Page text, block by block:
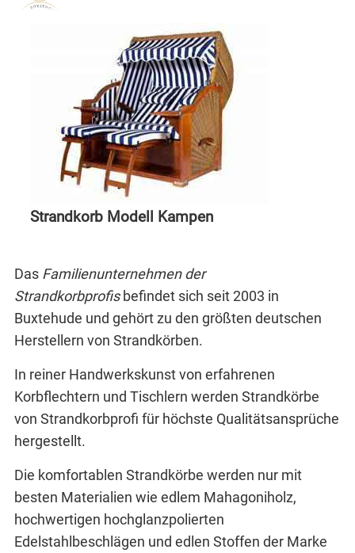
Strandkorb Modell Kampen
Das Familienunternehmen der
Strandkorbprofisbefindet sich seit 2003 in
Buxtehude und gehört zu den größten deutschen
Herstellern von Strandkörben.
In reiner Handwerkskunst von erfahrenen
Korbflechtern und Tischlern werden Strandkörbe
von Strandkorbprofi für höchste Qualitätsansprüche
hergestellt.
Die komfortablen Strandkörbe werden nur mit
besten Materialien wie edlem Mahagoniholz,
hochwertigen hochglanzpolierten
Edelstahlbeschlägen und edlen Stoffen der Marke